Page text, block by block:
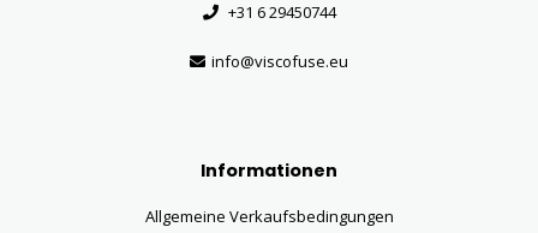
+31 6 29450744
info@viscofuse.eu
Informationen
Allgemeine Verkaufsbedingungen